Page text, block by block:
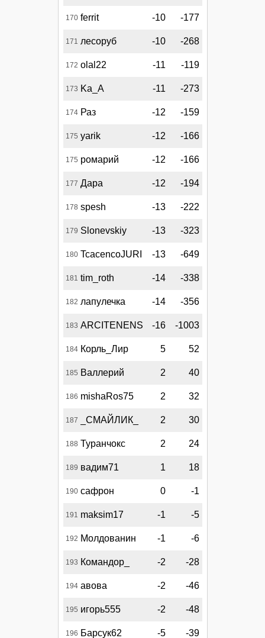
170 ferrit -10 -177
171 лесоруб -10 -268
172 olal22 -11 -119
173 Ka_A -11 -273
174 Раз -12 -159
175 yarik -12 -166
175 ромарий -12 -166
177 Дара -12 -194
178 spesh -13 -222
179 Slonevskiy -13 -323
180 TcacencoJURI -13 -649
181 tim_roth -14 -338
182 лапулечка -14 -356
183 ARCITENENS -16 -1003
184 Корль_Лир 5 52
185 Валлерий 2 40
186 mishaRos75 2 32
187 _СМАЙЛИК_ 2 30
188 Туранчокс 2 24
189 вадим71 1 18
190 сафрон 0 -1
191 maksim17 -1 -5
192 Молдованин -1 -6
193 Командор_ -2 -28
194 авова -2 -46
195 игорь555 -2 -48
196 Барсук62 -5 -39